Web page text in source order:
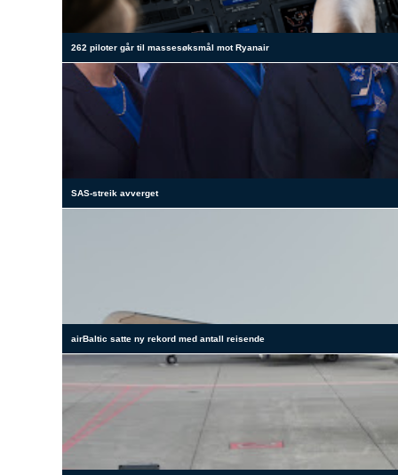
262 piloter går til massesøksmål mot Ryanair
SAS-streik avverget
airBaltic satte ny rekord med antall reisende